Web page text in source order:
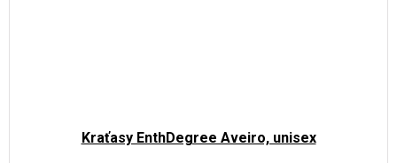
Kraťasy EnthDegree Aveiro, unisex